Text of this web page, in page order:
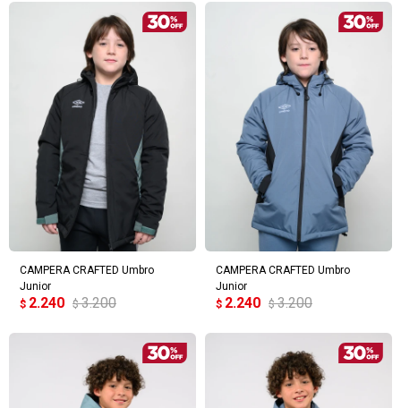
CAMPERA CRAFTED Umbro
Junior
$ 2.240 $ 3.200
CAMPERA CRAFTED Umbro
Junior
$ 2.240 $ 3.200